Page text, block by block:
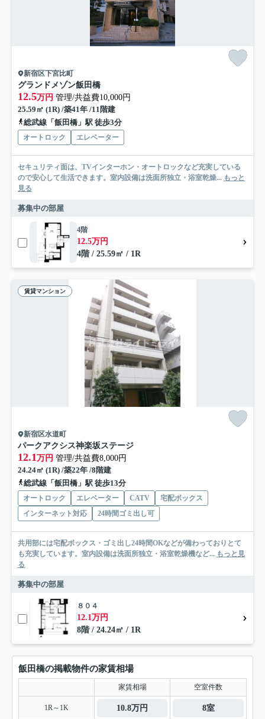
新宿区下宮比町
グランドメゾン飯田橋
12.5万円 管理/共益費10,000円
25.59㎡ (1R) /築41年 /11階建
総武線「飯田橋」駅 徒歩3分
オートロック エレベーター
セキュリティ面は、TVインターホン・オートロックなど充実している
ので安心して生活できます。室内設備は洗面所独立・浴室乾燥... もっと
見る
募集中の部屋
4階
12.5万円
4階 / 25.59㎡ / 1R
賃貸マンション
新宿区水道町
パークアクシス神楽坂ステージ
12.1万円 管理/共益費8,000円
24.24㎡ (1R) /築22年 /8階建
総武線「飯田橋」駅 徒歩13分
オートロック エレベーター CATV
宅配ボックス
インターネット対応
24時間ゴミ出し可
共用部には宅配ボックス・ゴミ出し24時間OKなどが備わっておりとて
も充実しています。室内設備は洗面所独立・浴室乾燥機など... もっと見
る
募集中の部屋
８０４
12.1万円
8階 / 24.24㎡ / 1R
飯田橋の掲載物件の家賃相場
家賃相場 空室件数
1R～1K 10.8万円 8室